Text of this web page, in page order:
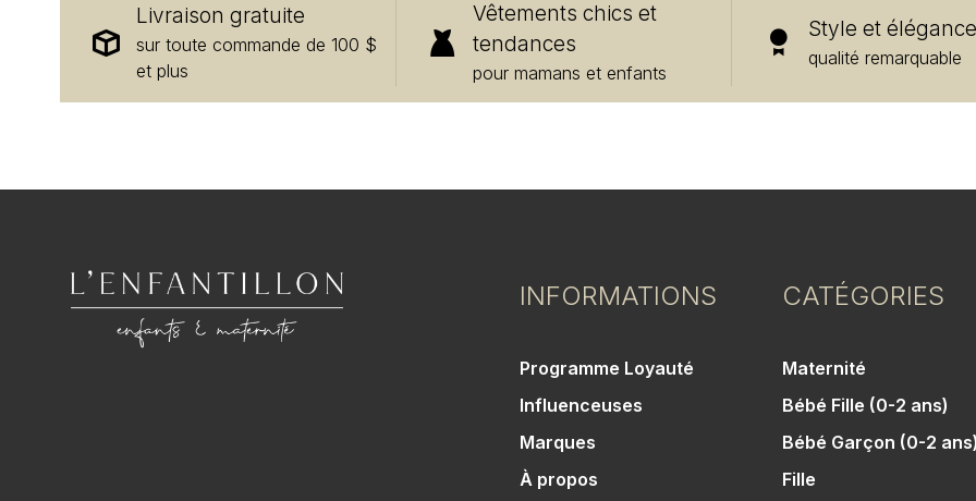
Livraison gratuite
sur toute commande de 100 $
et plus
Vêtements chics et
tendances
pour mamans et enfants
Style et élégance
qualité remarquable
INFORMATIONS
Programme Loyauté
Influenceuses
Marques
À propos
CATÉGORIES
Maternité
Bébé Fille (0-2 ans)
Bébé Garçon (0-2 ans)
Fille